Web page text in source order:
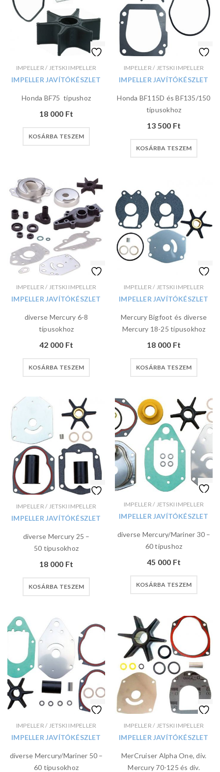
IMPELLER / JETSKI IMPELLER
IMPELLER JAVÍTÓKÉSZLET
Honda BF75 típushoz
18 000 Ft
KOSÁRBA TESZEM
IMPELLER / JETSKI IMPELLER
IMPELLER JAVÍTÓKÉSZLET
Honda BF115D és BF135/150
típusokhoz
13 500 Ft
KOSÁRBA TESZEM
IMPELLER / JETSKI IMPELLER
IMPELLER JAVÍTÓKÉSZLET
diverse Mercury 6-8
típusokhoz
42 000 Ft
KOSÁRBA TESZEM
IMPELLER / JETSKI IMPELLER
IMPELLER JAVÍTÓKÉSZLET
Mercury Bigfoot és diverse
Mercury 18-25 típusokhoz
18 000 Ft
KOSÁRBA TESZEM
IMPELLER / JETSKI IMPELLER
IMPELLER JAVÍTÓKÉSZLET
diverse Mercury 25 –
50 típusokhoz
18 000 Ft
KOSÁRBA TESZEM
IMPELLER / JETSKI IMPELLER
IMPELLER JAVÍTÓKÉSZLET
diverse Mercury/Mariner 30 –
60 típushoz
45 000 Ft
KOSÁRBA TESZEM
IMPELLER / JETSKI IMPELLER
IMPELLER JAVÍTÓKÉSZLET
diverse Mercury/Mariner 50 –
60 típusokhoz
IMPELLER / JETSKI IMPELLER
IMPELLER JAVÍTÓKÉSZLET
MerCruiser Alpha One, div.
Mercury 70-125 és div.